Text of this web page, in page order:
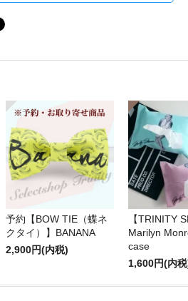
予約【BOW TIE（蝶ネ
クタイ）】BANANA
2,900円(内税)
【TRINITY
Marilyn
case
1,600円(内